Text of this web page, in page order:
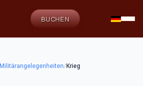
BUCHEN
Militärangelegenheiten/ Krieg